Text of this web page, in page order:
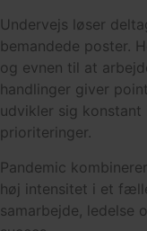
Undervejs løser
bemandede poster.
og evnen til at
handlinger giver
udvikler sig
prioriteringer.
Pandemic
høj intensitet i et
samarbejde, ledelse